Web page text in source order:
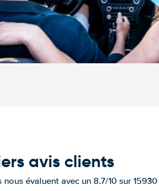
avis clients
nous évaluent avec un 8.7/10 sur